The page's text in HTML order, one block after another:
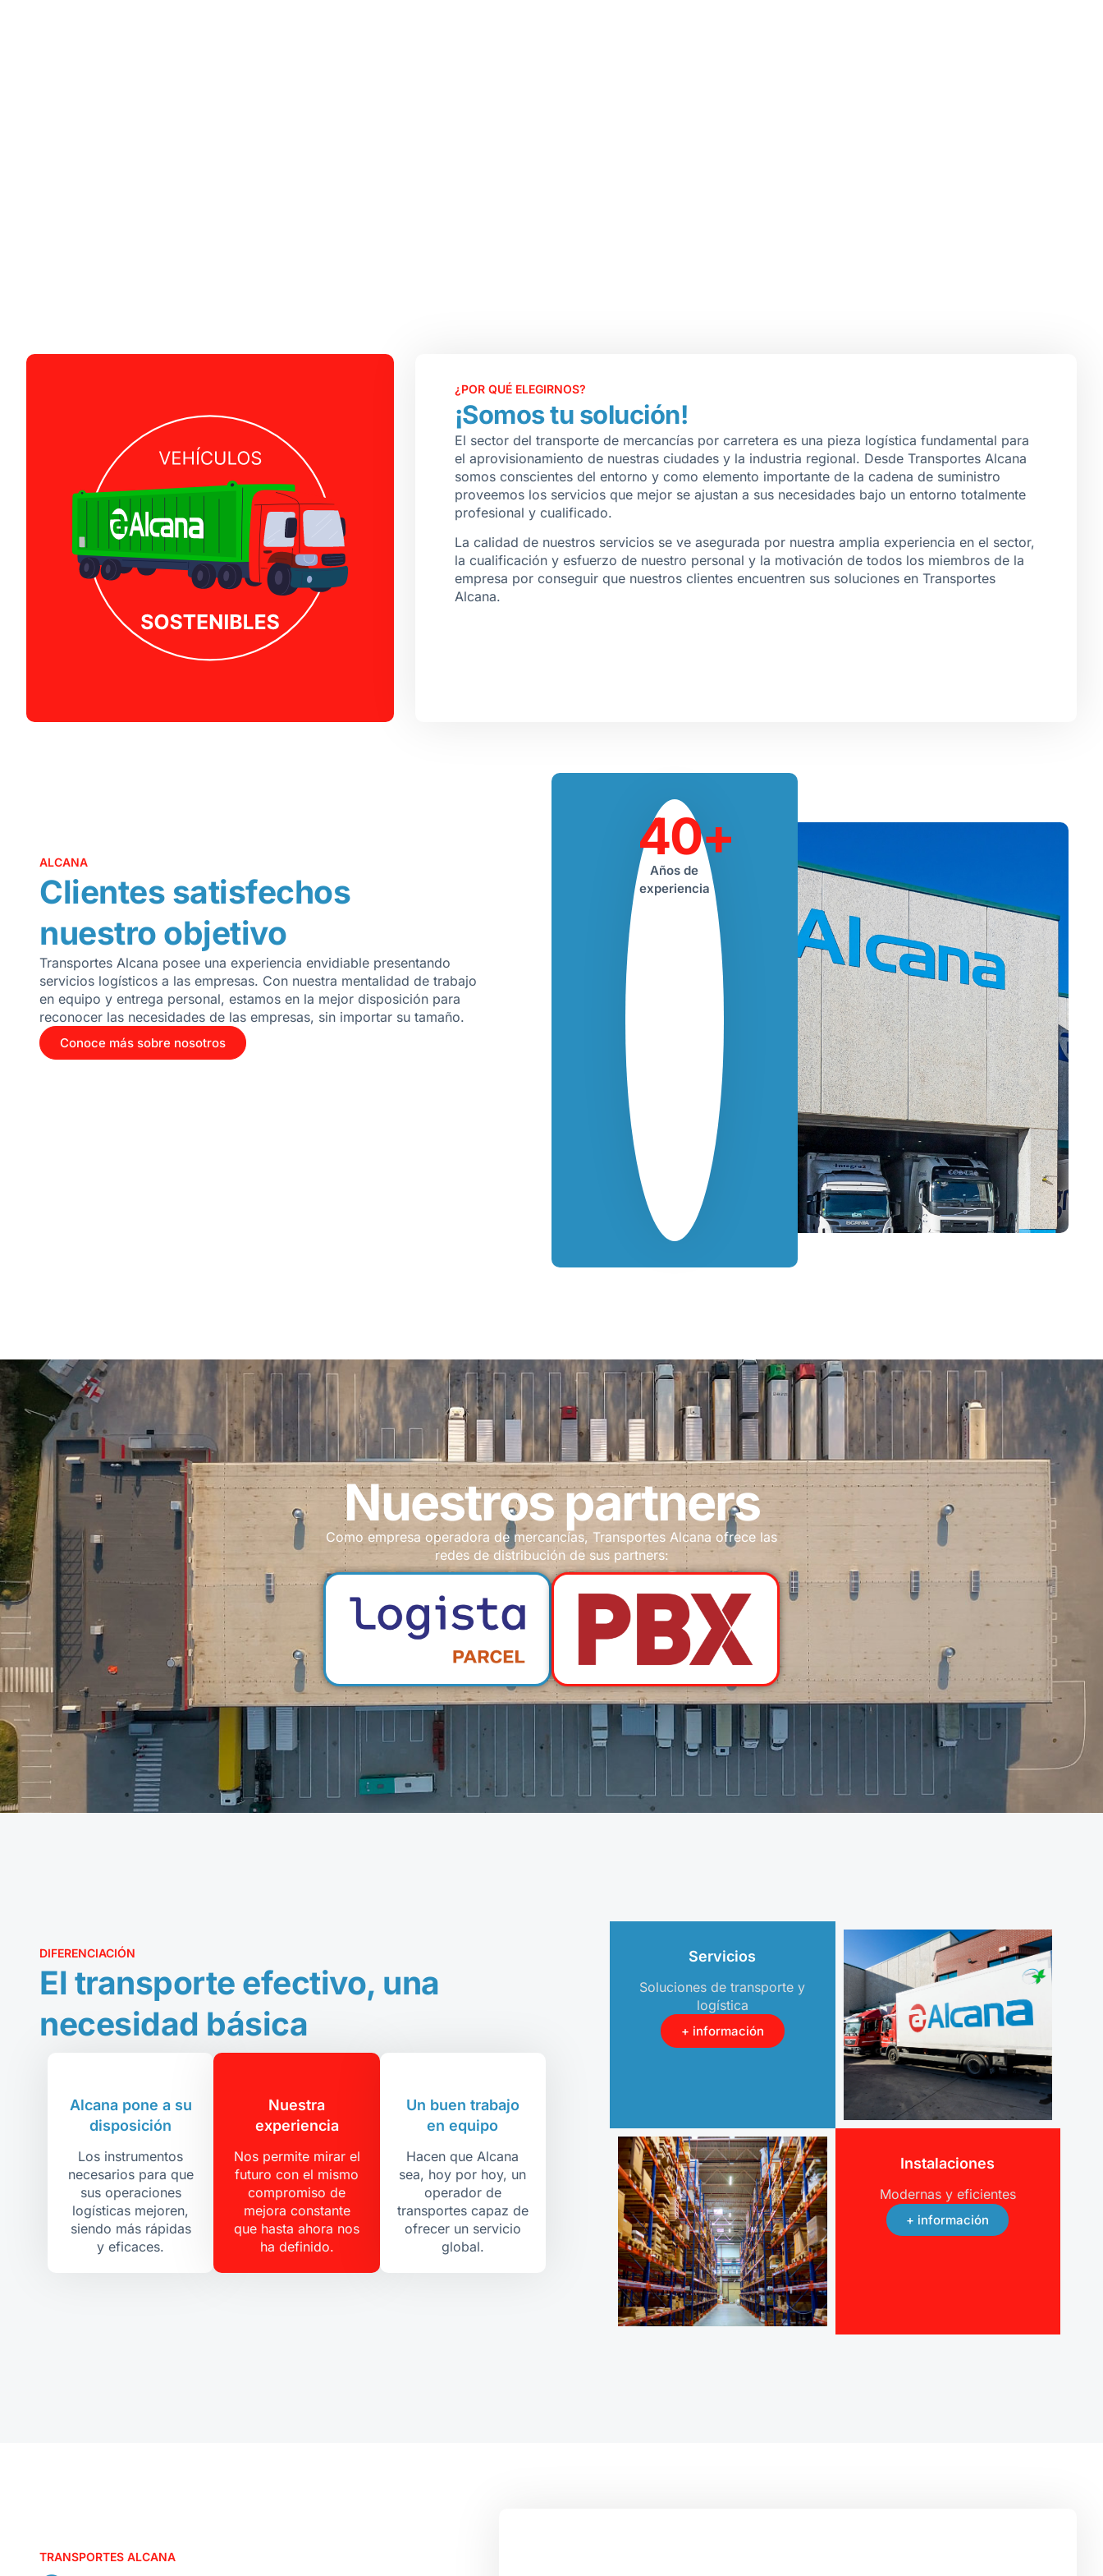
¿POR QUÉ ELEGIRNOS?
¡Somos tu solución!
El sector del transporte de mercancías por carretera es una pieza logística fundamental para
el aprovisionamiento de nuestras ciudades y la industria regional. Desde Transportes Alcana
somos conscientes del entorno y como elemento importante de la cadena de suministro
proveemos los servicios que mejor se ajustan a sus necesidades bajo un entorno totalmente
profesional y cualificado.
La calidad de nuestros servicios se ve asegurada por nuestra amplia experiencia en el sector,
la cualificación y esfuerzo de nuestro personal y la motivación de todos los miembros de la
empresa por conseguir que nuestros clientes encuentren sus soluciones en Transportes
Alcana.
ALCANA
Clientes satisfechos
nuestro objetivo
Transportes Alcana posee una experiencia envidiable presentando
servicios logísticos a las empresas. Con nuestra mentalidad de trabajo
en equipo y entrega personal, estamos en la mejor disposición para
reconocer las necesidades de las empresas, sin importar su tamaño.
Conoce más sobre nosotros
40+
Años de
experiencia
Nuestros partners
Como empresa operadora de mercancías, Transportes Alcana ofrece las
redes de distribución de sus partners:
DIFERENCIACIÓN
El transporte efectivo, una
necesidad básica
Alcana pone a su
disposición
Los instrumentos
necesarios para que
sus operaciones
logísticas mejoren,
siendo más rápidas
y eficaces.
Nuestra
experiencia
Nos permite mirar el
futuro con el mismo
compromiso de
mejora constante
que hasta ahora nos
ha definido.
Un buen trabajo
en equipo
Hacen que Alcana
sea, hoy por hoy, un
operador de
transportes capaz de
ofrecer un servicio
global.
Servicios
Soluciones de transporte y
logística
+ información
Instalaciones
Modernas y eficientes
+ información
TRANSPORTES ALCANA